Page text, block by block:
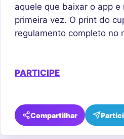
aquele que baixar o app
primeira vez. O print do
regulamento completo no
PARTICIPE
Compartilhar